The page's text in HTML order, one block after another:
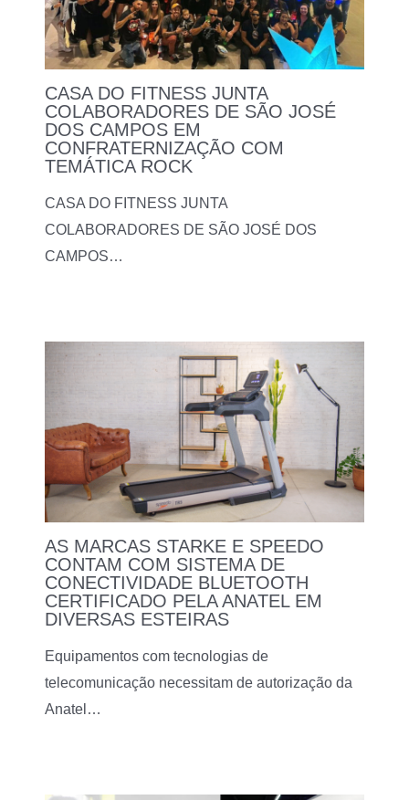
CASA DO FITNESS JUNTA
COLABORADORES DE SÃO JOSÉ
DOS CAMPOS EM
CONFRATERNIZAÇÃO COM
TEMÁTICA ROCK
CASA DO FITNESS JUNTA
COLABORADORES DE SÃO JOSÉ DOS
CAMPOS…
AS MARCAS STARKE E SPEEDO
CONTAM COM SISTEMA DE
CONECTIVIDADE BLUETOOTH
CERTIFICADO PELA ANATEL EM
DIVERSAS ESTEIRAS
Equipamentos com tecnologias de
telecomunicação necessitam de autorização da
Anatel…